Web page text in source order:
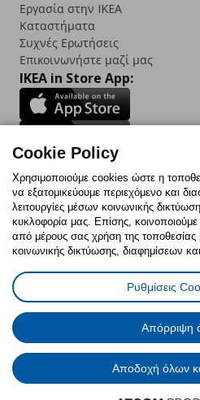
Εργασία στην IKEA
Καταστήματα
Συχνές Ερωτήσεις
Επικοινωνήστε μαζί μας
IKEA in Store App:
Follow us:
FacebookInstagram
TikTokYoutube
Πολιτική CookiesΔήλωση
Έντυπο Επιστροφής / Ακύρωσης
Γενική Πολιτική
Πολιτική Προσωπικών
© Inter-IKEA Systems
Cookie Policy
Χρησιμοποιούμε cookies ώστε η
να εξατομικεύουμε περιεχόμενο και
λειτουργίες μέσων κοινωνικής
κυκλοφορία μας. Επίσης,
από μέρους σας χρήση της
κοινωνικής δικτύωσης, διαφημίσεων
Ρυθμίσεις
Απόρριψη
Αποδοχή όλων